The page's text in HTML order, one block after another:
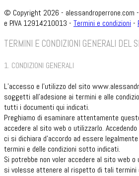
© Copyright 2026 - alessandroperrone.com -
e P.IVA 12914210013 - Termini e condizioni -
TERMINI E CONDIZIONI GENERALI DEL
1. CONDIZIONI GENERALI
L’accesso e l’utilizzo del sito
soggetti all’adesione ai termini e alle
tutti i documenti qui indicati.
Preghiamo di esaminare attentamente
accedere al sito web o utilizzarlo.
ci si dichiara d’accordo ad essere
termini e delle condizioni sotto indicati.
Si potrebbe non voler accedere al sito web
si volesse attenere al rispetto di tali termini